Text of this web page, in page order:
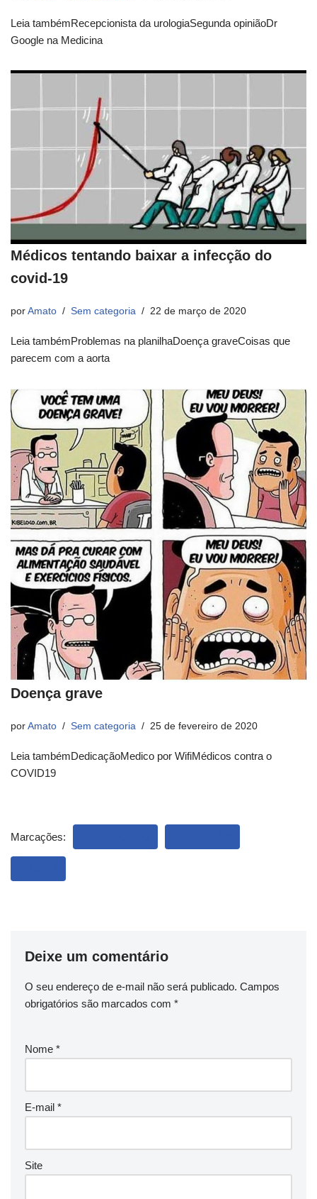
Leia tambémRecepcionista da urologiaSegunda opiniãoDr
Google na Medicina
Médicos tentando baixar a infecção do
covid-19
por Amato Sem categoria 22 de março de 2020
Leia tambémProblemas na planilhaDoença graveCoisas que
parecem com a aorta
Doença grave
por Amato Sem categoria 25 de fevereiro de 2020
Leia tambémDedicaçãoMedico por WifiMédicos contra o
COVID19
Marcações:
Deixe um comentário
O seu endereço de e-mail não será publicado. Campos
obrigatórios são marcados com *
Nome *
E-mail *
Site